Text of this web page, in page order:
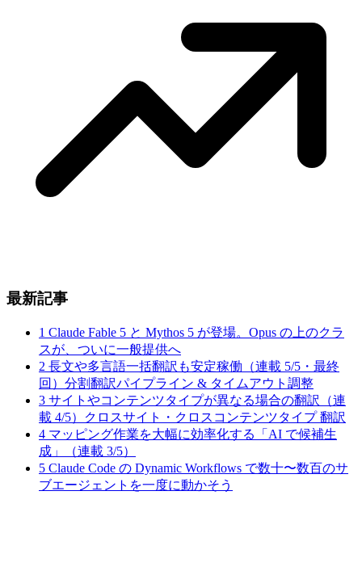
最新記事
1 Claude Fable 5 と Mythos 5 が登場。Opus の上のクラ
スが、ついに一般提供へ
2 長文や多言語一括翻訳も安定稼働（連載 5/5・最終
回）分割翻訳パイプライン & タイムアウト調整
3 サイトやコンテンツタイプが異なる場合の翻訳（連
載 4/5）クロスサイト・クロスコンテンツタイプ 翻訳
4 マッピング作業を大幅に効率化する「AI で候補生
成」（連載 3/5）
5 Claude Code の Dynamic Workflows で数十〜数百のサ
ブエージェントを一度に動かそう